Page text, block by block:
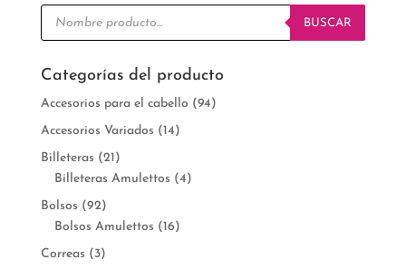
Búsqueda
productos
BUSCAR
Categorías del producto
Accesorios para el cabello (94)
Accesorios Variados (14)
Billeteras (21)
Billeteras Amulettos (4)
Bolsos (92)
Bolsos Amulettos (16)
Correas (3)